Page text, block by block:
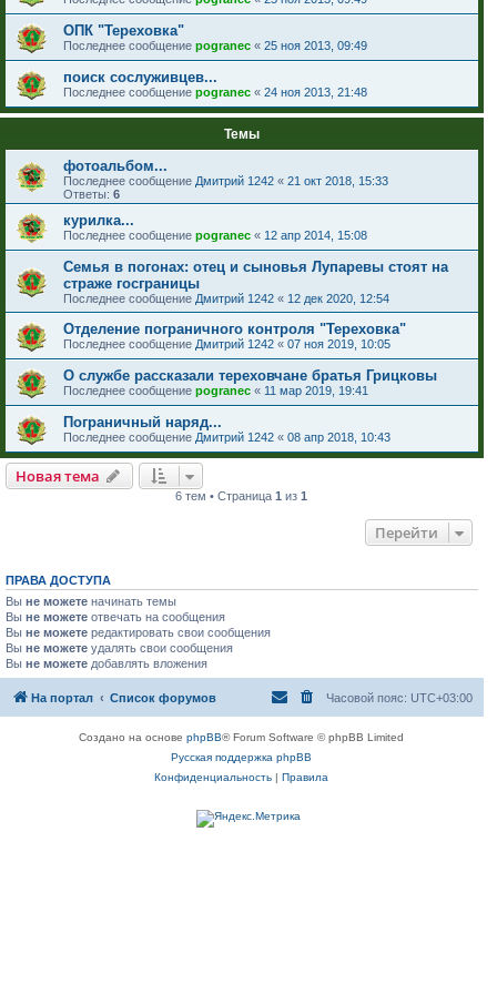
ОПК "Тереховка"
Последнее сообщение pogranec « 25 ноя 2013, 09:49
поиск сослуживцев...
Последнее сообщение pogranec « 24 ноя 2013, 21:48
Темы
фотоальбом...
Последнее сообщение Дмитрий 1242 « 21 окт 2018, 15:33
Ответы: 6
курилка...
Последнее сообщение pogranec « 12 апр 2014, 15:08
Семья в погонах: отец и сыновья Лупаревы стоят на
страже госграницы
Последнее сообщение Дмитрий 1242 « 12 дек 2020, 12:54
Отделение пограничного контроля "Тереховка"
Последнее сообщение Дмитрий 1242 « 07 ноя 2019, 10:05
О службе рассказали тереховчане братья Грицковы
Последнее сообщение pogranec « 11 мар 2019, 19:41
Пограничный наряд...
Последнее сообщение Дмитрий 1242 « 08 апр 2018, 10:43
Новая тема
6 тем • Страница1 из1
Перейти
ПРАВА ДОСТУПА
Вы не можете начинать темы
Вы не можете отвечать на сообщения
Вы не можете редактировать свои сообщения
Вы не можете удалять свои сообщения
Вы не можете добавлять вложения
На портал Список форумов Часовой пояс: UTC+03:00
Создано на основеphpBB® Forum Software © phpBB Limited
Русская поддержка phpBB
Конфиденциальность |Правила